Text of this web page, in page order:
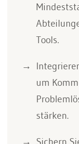
Tools.
um
stärken.
Sichern